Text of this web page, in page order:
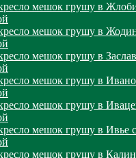
мешок грушу в
мешок грушу в
мешок грушу в
мешок грушу в
мешок грушу в
мешок грушу в Ивье
мешок грушу в